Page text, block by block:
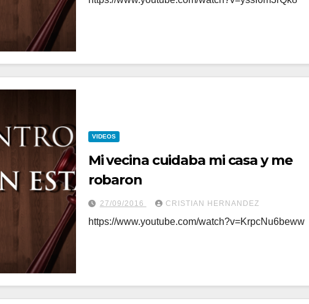
VIDEOS
Mi vecina cuidaba mi casa y me
robaron
27/09/2016 CRISTIAN HERNANDEZ
https://www.youtube.com/watch?v=KrpcNu6beww